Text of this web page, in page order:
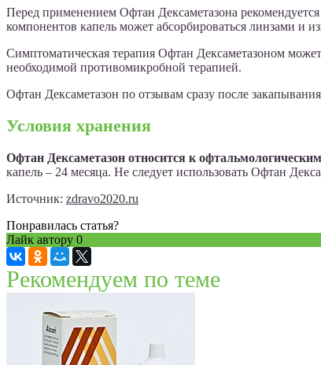
Перед применением Офтан Дексаметазона
компонентов капель может абсорбироваться линзами и
Симптоматическая терапия Офтан Дексаметазоном
необходимой противомикробной терапией.
Офтан Дексаметазон по отзывам сразу после
Условия хранения
Офтан Дексаметазон относится к
капель – 24 месяца. Не следует использовать Офтан
Источник: zdravo2020.ru
Понравилась статья?
Лайк автору 0
Рекомендуем по теме